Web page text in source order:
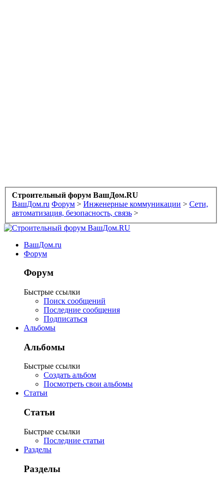
Строительный форум ВашДом.RU
ВашДом.ru Форум > Инженерные коммуникации > Сети,
автоматизация, безопасность, связь >
ВашДом.ru
Форум
Форум
Быстрые ссылки
Поиск сообщений
Последние сообщения
Подписаться
Альбомы
Альбомы
Быстрые ссылки
Создать альбом
Посмотреть свои альбомы
Статьи
Статьи
Быстрые ссылки
Последние статьи
Разделы
Разделы